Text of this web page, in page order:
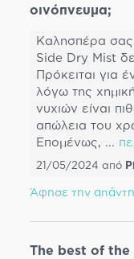
οινόπνευμα;
Καλησπέρα
Side Dry Mist
Πρόκειται για
λόγω της
νυχιών είναι
απώλεια του
Επομένως, ...
21/05/2024 από
Άφησε την
The best of the